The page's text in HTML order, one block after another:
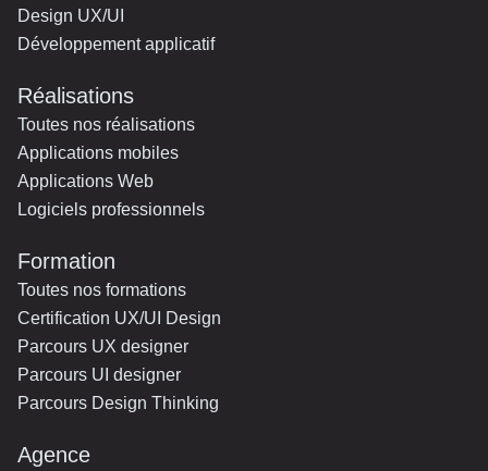
Design UX/UI
Développement applicatif
Réalisations
Toutes nos réalisations
Applications mobiles
Applications Web
Logiciels professionnels
Formation
Toutes nos formations
Certification UX/UI Design
Parcours UX designer
Parcours UI designer
Parcours Design Thinking
Agence